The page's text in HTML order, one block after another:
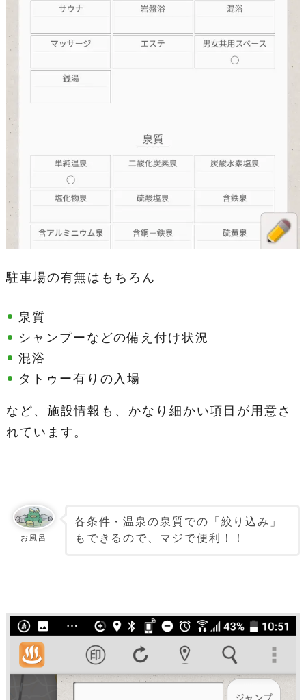
駐車場の有無はもちろん
泉質
シャンプーなどの備え付け状況
混浴
タトゥー有りの入場
など、施設情報も、かなり細かい項目が用意さ
れています。
お風呂
各条件・温泉の泉質での「絞り込み」
もできるので、マジで便利！！